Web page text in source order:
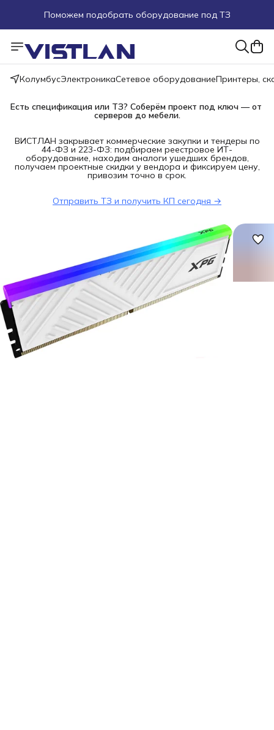
Поможем подобрать оборудование под ТЗ
Пуско-наладочные работы
Пришлите запрос на e-mail или в чат
Более 100 000 позиций в наличии и под заказ
КолумбусЭлектроникаСетевое оборудованиеПринтеры,
Есть спецификация или ТЗ? Соберём проект под ключ — от
серверов до мебели.
ВИСТЛАН закрывает коммерческие закупки и тендеры по
44-ФЗ и 223-ФЗ: подбираем реестровое ИТ-
оборудование, находим аналоги ушедших брендов,
получаем проектные скидки у вендора и фиксируем цену,
привозим точно в срок.
Отправить ТЗ и получить КП сегодня →